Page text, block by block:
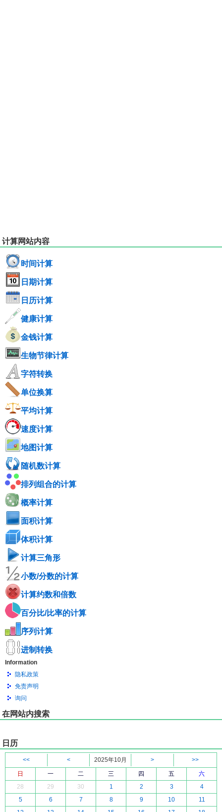
计算网站内容
时间计算
日期计算
日历计算
健康计算
金钱计算
生物节律计算
字符转换
单位换算
平均计算
速度计算
地图计算
随机数计算
排列组合的计算
概率计算
面积计算
体积计算
计算三角形
小数/分数的计算
计算约数和倍数
百分比/比率的计算
序列计算
进制转换
Information
隐私政策
免责声明
询问
在网站内搜索
日历
<< < 2025年10月 >
>>
日
一 二 三 四 五
六
28
29 30 1 2 3
4
5
6 7 8 9 10
11